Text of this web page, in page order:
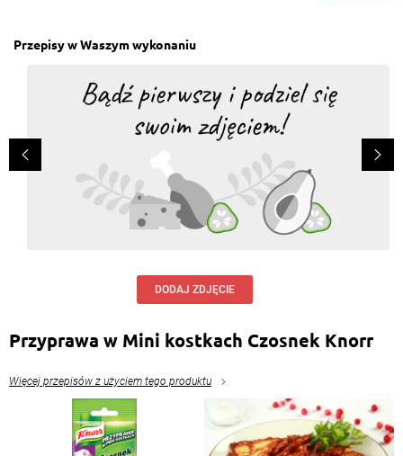
Przepisy w Waszym wykonaniu
DODAJ ZDJĘCIE
Przyprawa w Mini kostkach Czosnek Knorr
Więcej przepisów z użyciem tego produktu